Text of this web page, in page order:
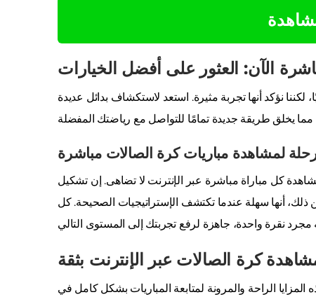
الآن: العثور على أفضل الخيارات
نؤكد أنها تجربة مثيرة. استعد لاستكشاف بدائل عديدة
لمشاهدة مباريات كرة الصالات مباشرة
كل مباراة مباشرة عبر الإنترنت لا تضاهى. إن تشكيل
أنها سهلة عندما تكتشف الإستراتيجيات الصحيحة. كل
كرة الصالات عبر الإنترنت بثقة
الراحة والمرونة لمتابعة المباريات بشكل كامل في